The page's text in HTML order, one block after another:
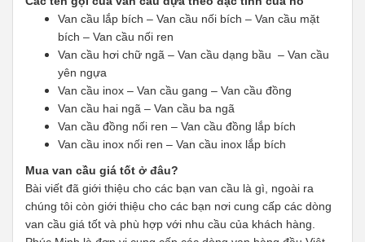
Van cầu lắp bích – Van cầu nối bích – Van cầu mặt
bích – Van cầu nối ren
Van cầu hơi chữ ngã – Van cầu dạng bầu – Van cầu
yên ngựa
Van cầu inox – Van cầu gang – Van cầu đồng
Van cầu hai ngã – Van cầu ba ngã
Van cầu đồng nối ren – Van cầu đồng lắp bích
Van cầu inox nối ren – Van cầu inox lắp bích
Mua van cầu giá tốt ở đâu?
Bài viết đã giới thiệu cho các bạn van cầu là gì, ngoài ra
chúng tôi còn giới thiệu cho các bạn nơi cung cấp các dòng
van cầu giá tốt và phù hợp với nhu cầu của khách hàng.